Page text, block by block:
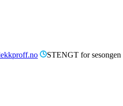
STENGT for sesongen